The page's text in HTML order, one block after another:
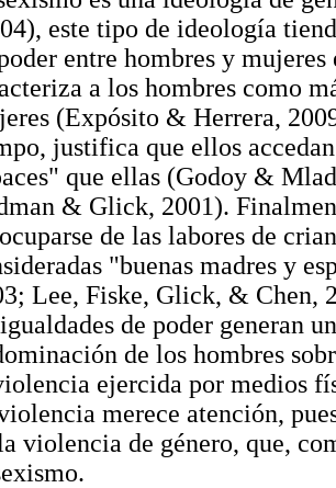
este tipo de ideología
entre hombres y
a los hombres como
(Expósito & Herrera,
justifica que ellos
que ellas (Godoy &
& Glick, 2001).
de las labores de
"buenas madres y
Lee, Fiske, Glick, & Chen,
de poder generan
de los hombres
ejercida por medios
merece atención,
violencia de género, que,